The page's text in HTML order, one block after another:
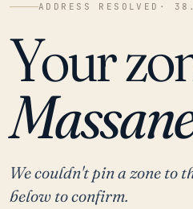
ADDRESS RESOLVED ·
Your
We couldn't pin a zone to
below to confirm.